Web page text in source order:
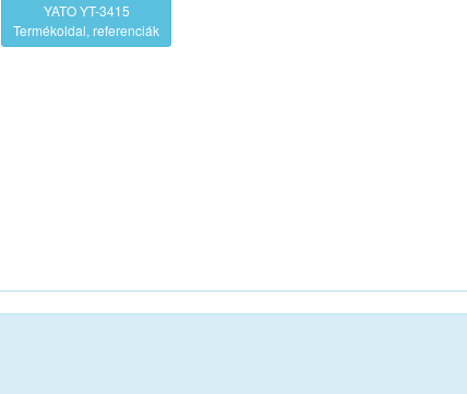
YATO YT-3415
Termékoldal, referenciák